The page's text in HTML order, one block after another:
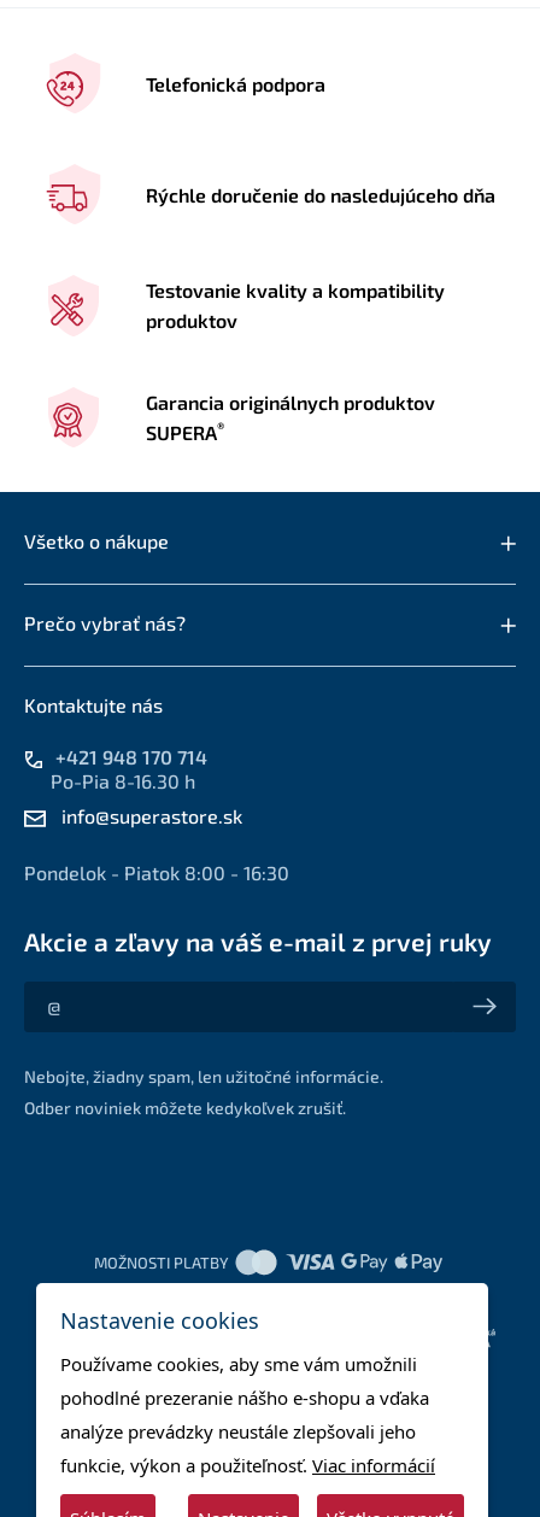
Telefonická podpora
Rýchle doručenie do nasledujúceho dňa
Testovanie kvality a kompatibility
produktov
Garancia originálnych produktov
SUPERA®
Všetko o nákupe
Prečo vybrať nás?
Kontaktujte nás
+421 948 170 714
Po-Pia 8-16.30 h
info@superastore.sk
Pondelok - Piatok 8:00 - 16:30
Akcie a zľavy na váš e-mail z prvej ruky
Akcie a zľavy na váš e-mail z prvej ruky
Nebojte, žiadny spam, len užitočné informácie.
Odber noviniek môžete kedykoľvek zrušiť.
MOŽNOSTI PLATBY
Nastavenie cookies
Používame cookies, aby sme vám umožnili
pohodlné prezeranie nášho e-shopu a vďaka
analýze prevádzky neustále zlepšovali jeho
funkcie, výkon a použiteľnosť. Viac informácií